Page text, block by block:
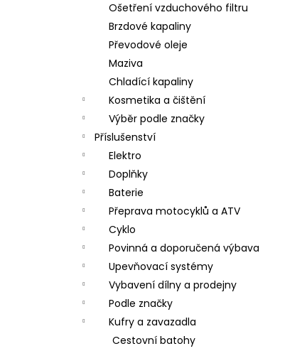
Ošetření vzduchového filtru
Brzdové kapaliny
Převodové oleje
Maziva
Chladící kapaliny
Kosmetika a čištění
Výběr podle značky
Příslušenství
Elektro
Doplňky
Baterie
Přeprava motocyklů a ATV
Cyklo
Povinná a doporučená výbava
Upevňovací systémy
Vybavení dílny a prodejny
Podle značky
Kufry a zavazadla
Cestovní batohy